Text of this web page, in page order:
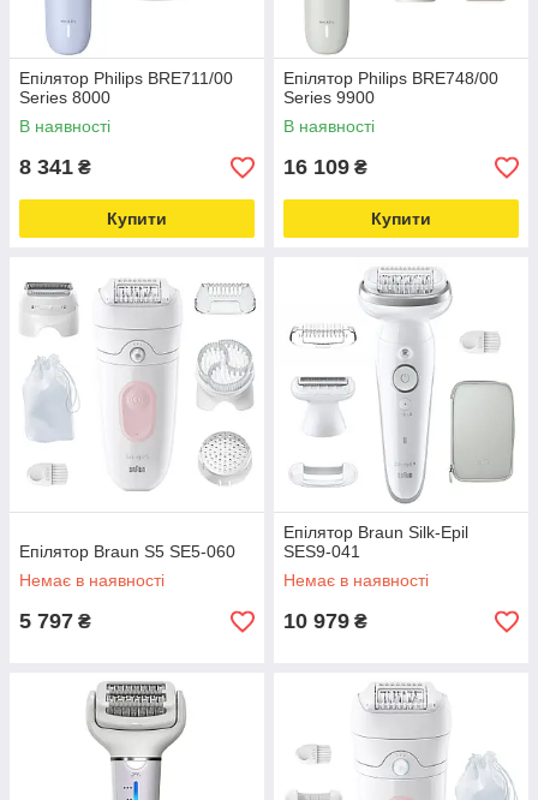
Епілятор Philips BRE711/00
Series 8000
В наявності
8 341 ₴
Купити
Епілятор Philips BRE748/00
Series 9900
В наявності
16 109 ₴
Купити
Епілятор Braun S5 SE5-060
Немає в наявності
5 797 ₴
Епілятор Braun Silk-Epil
SES9-041
Немає в наявності
10 979 ₴